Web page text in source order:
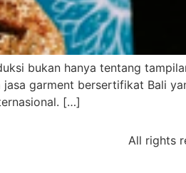
bukan hanya tentang
garment bersertifikat Bali
[…]
All rights